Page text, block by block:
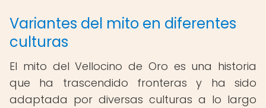
Variantes del mito en diferentes
culturas
El mito del Vellocino de Oro es una historia
que ha trascendido fronteras y ha sido
adaptada por diversas culturas a lo largo